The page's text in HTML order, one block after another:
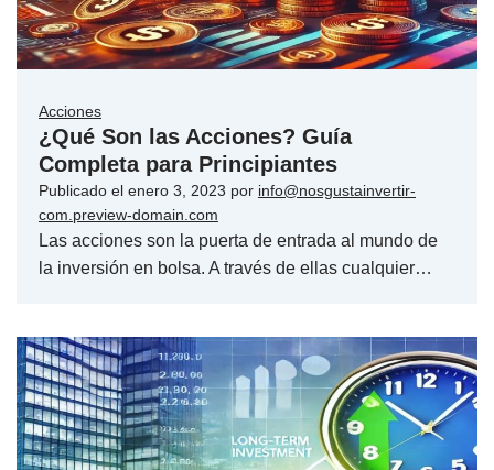
Acciones
¿Qué Son las Acciones? Guía
Completa para Principiantes
Publicado el enero 3, 2023 por info@nosgustainvertir-
com.preview-domain.com
Las acciones son la puerta de entrada al mundo de
la inversión en bolsa. A través de ellas cualquier…